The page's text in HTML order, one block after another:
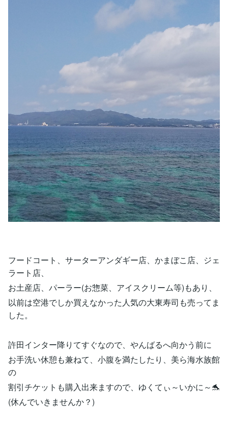
フードコート、サーターアンダギー店、かまぼこ店、ジェ
ラート店、
お土産店、パーラー(お惣菜、アイスクリーム等)もあり、
以前は空港でしか買えなかった人気の大東寿司も売ってま
した。
許田インター降りてすぐなので、やんばるへ向かう前に
お手洗い休憩も兼ねて、小腹を満たしたり、美ら海水族館
の
割引チケットも購入出来ますので、ゆくてぃ～いかに～🐬
(休んでいきませんか？)